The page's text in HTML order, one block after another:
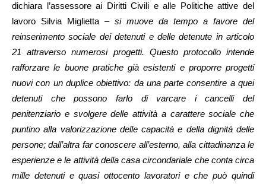
dichiara l’assessore ai Diritti Civili e alle Politiche attive del
lavoro Silvia Miglietta –si muove da tempo a favore del
reinserimento sociale dei detenuti e delle detenute in articolo
21 attraverso numerosi progetti. Questo protocollo intende
rafforzare le buone pratiche già esistenti e proporre progetti
nuovi con un duplice obiettivo: da una parte consentire a quei
detenuti che possono farlo di varcare i cancelli del
penitenziario e svolgere delle attività a carattere sociale che
puntino alla valorizzazione delle capacità e della dignità delle
persone; dall’altra far conoscere all’esterno, alla cittadinanza le
esperienze e le attività della casa circondariale che conta circa
mille detenuti e quasi ottocento lavoratori e che può quindi